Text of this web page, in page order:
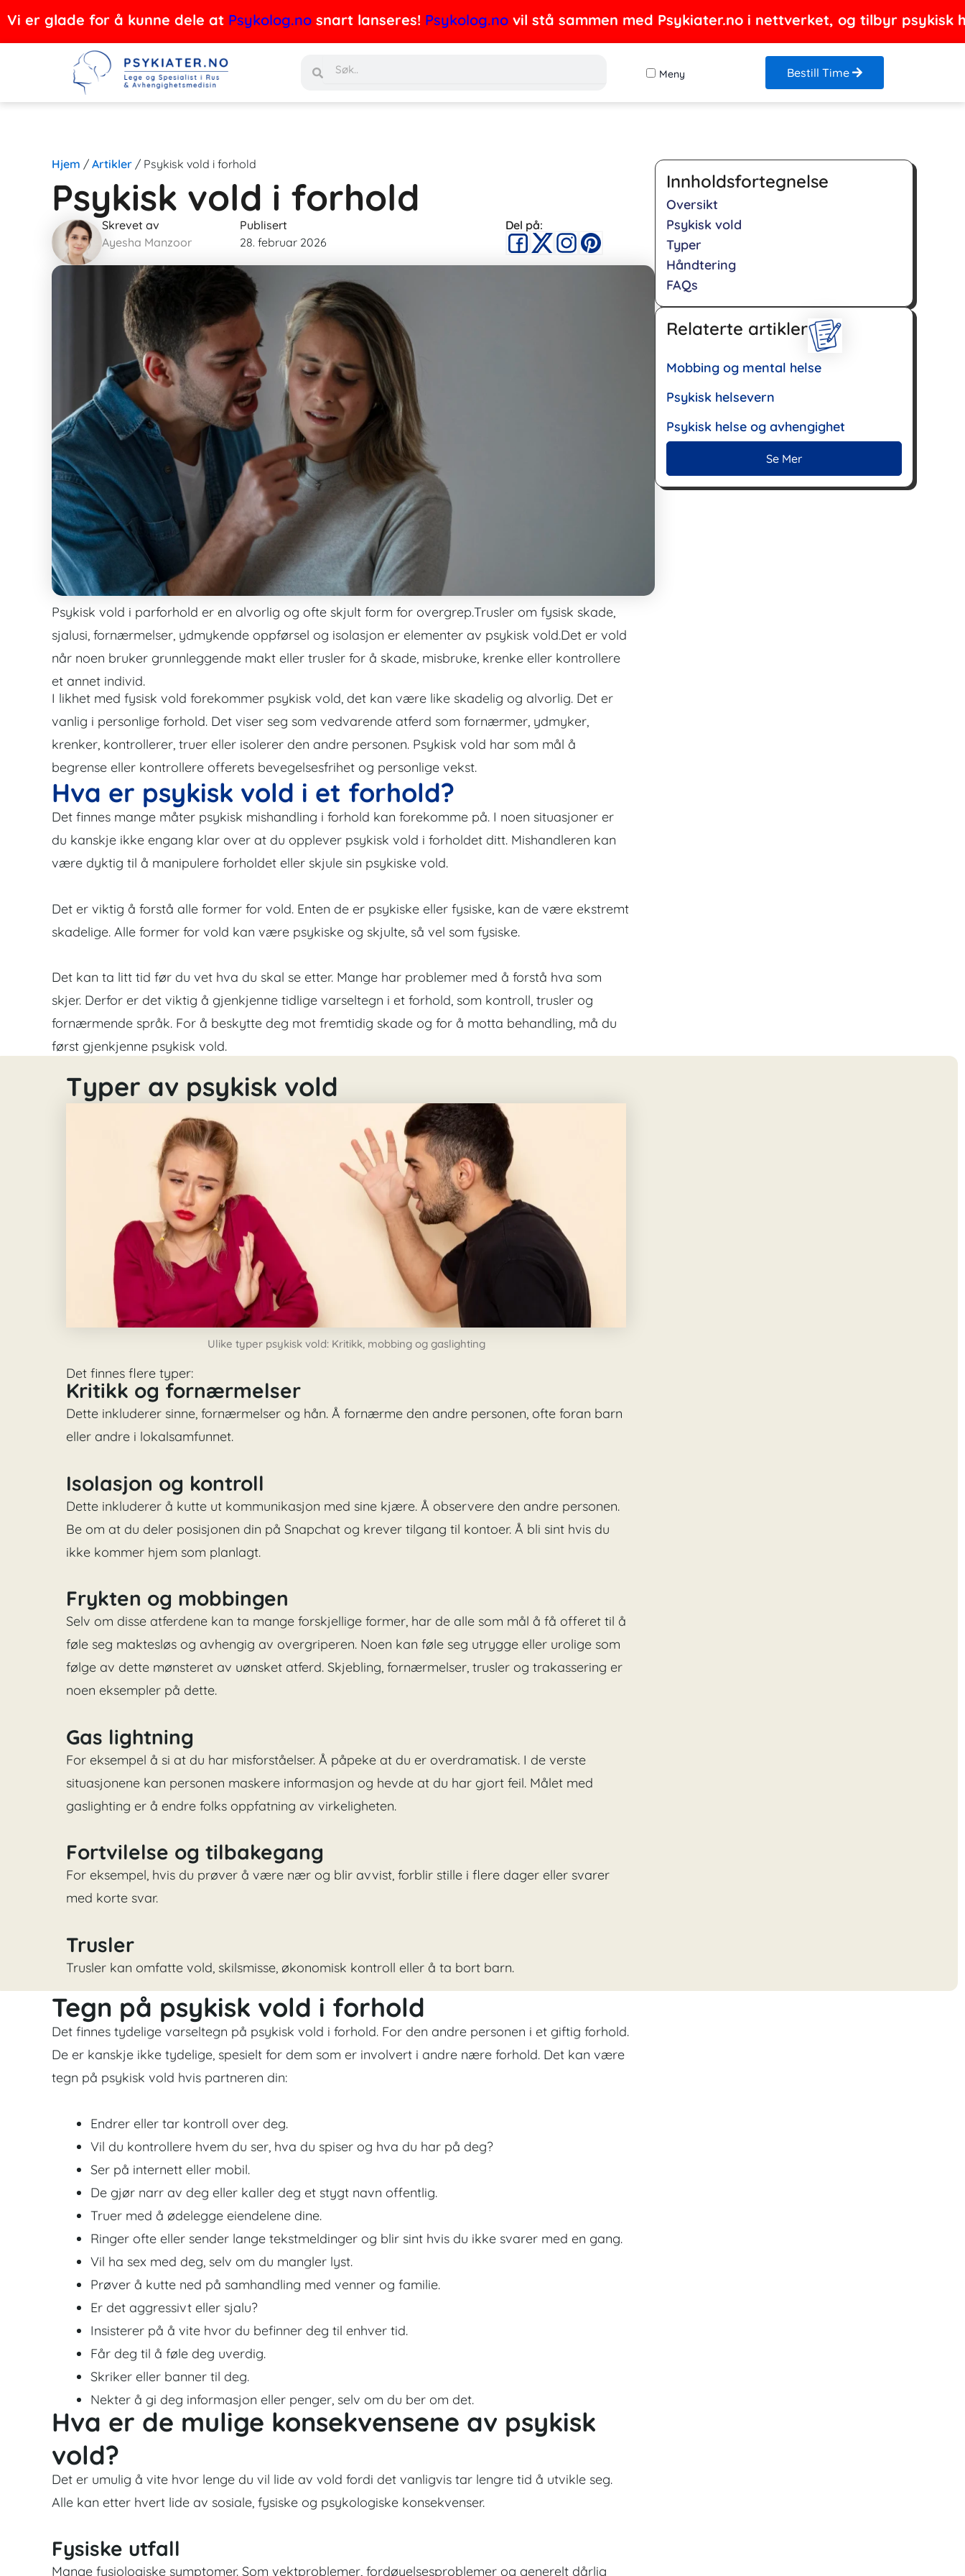
Hopp
Vi er glade for å kunne dele at Psykolog.no snart lanseres! Psykolog.no vil stå sammen med Psykiater.no i nettverket, og tilbyr
Meny Bestill Time
Hjem / Artikler / Psykisk vold i forhold
Psykisk vold i forhold
Skrevet av
Ayesha Manzoor
Publisert
28. februar 2026
Del på:
Psykisk vold i parforhold er en alvorlig og ofte skjult form for overgrep.Trusler om fysisk skade,
sjalusi, fornærmelser, ydmykende oppførsel og isolasjon er elementer av psykisk vold.Det er vold
når noen bruker grunnleggende makt eller trusler for å skade, misbruke, krenke eller kontrollere
et annet individ.
I likhet med fysisk vold forekommer psykisk vold, det kan være like skadelig og alvorlig. Det er
vanlig i personlige forhold. Det viser seg som vedvarende atferd som fornærmer, ydmyker,
krenker, kontrollerer, truer eller isolerer den andre personen. Psykisk vold har som mål å
begrense eller kontrollere offerets bevegelsesfrihet og personlige vekst.
Hva er psykisk vold i et forhold?
Det finnes mange måter psykisk mishandling i forhold kan forekomme på. I noen situasjoner er
du kanskje ikke engang klar over at du opplever psykisk vold i forholdet ditt. Mishandleren kan
være dyktig til å manipulere forholdet eller skjule sin psykiske vold.
Det er viktig å forstå alle former for vold. Enten de er psykiske eller fysiske, kan de være ekstremt
skadelige. Alle former for vold kan være psykiske og skjulte, så vel som fysiske.
Det kan ta litt tid før du vet hva du skal se etter. Mange har problemer med å forstå hva som
skjer. Derfor er det viktig å gjenkjenne tidlige varseltegn i et forhold, som kontroll, trusler og
fornærmende språk. For å beskytte deg mot fremtidig skade og for å motta behandling, må du
først gjenkjenne psykisk vold.
Typer av psykisk vold
Ulike typer psykisk vold: Kritikk, mobbing og gaslighting
Det finnes flere typer:
Kritikk og fornærmelser
Dette inkluderer sinne, fornærmelser og hån. Å fornærme den andre personen, ofte foran barn
eller andre i lokalsamfunnet.
Isolasjon og kontroll
Dette inkluderer å kutte ut kommunikasjon med sine kjære. Å observere den andre personen.
Be om at du deler posisjonen din på Snapchat og krever tilgang til kontoer. Å bli sint hvis du
ikke kommer hjem som planlagt.
Frykten og mobbingen
Selv om disse atferdene kan ta mange forskjellige former, har de alle som mål å få offeret til å
føle seg maktesløs og avhengig av overgriperen. Noen kan føle seg utrygge eller urolige som
følge av dette mønsteret av uønsket atferd. Skjebling, fornærmelser, trusler og trakassering er
noen eksempler på dette.
Gas lightning
For eksempel å si at du har misforståelser. Å påpeke at du er overdramatisk. I de verste
situasjonene kan personen maskere informasjon og hevde at du har gjort feil. Målet med
gaslighting er å endre folks oppfatning av virkeligheten.
Fortvilelse og tilbakegang
For eksempel, hvis du prøver å være nær og blir avvist, forblir stille i flere dager eller svarer
med korte svar.
Trusler
Trusler kan omfatte vold, skilsmisse, økonomisk kontroll eller å ta bort barn.
Tegn på psykisk vold i forhold
Det finnes tydelige varseltegn på psykisk vold i forhold. For den andre personen i et giftig forhold.
De er kanskje ikke tydelige, spesielt for dem som er involvert i andre nære forhold. Det kan være
tegn på psykisk vold hvis partneren din:
Endrer eller tar kontroll over deg.
Vil du kontrollere hvem du ser, hva du spiser og hva du har på deg?
Ser på internett eller mobil.
De gjør narr av deg eller kaller deg et stygt navn offentlig.
Truer med å ødelegge eiendelene dine.
Ringer ofte eller sender lange tekstmeldinger og blir sint hvis du ikke svarer med en gang.
Vil ha sex med deg, selv om du mangler lyst.
Prøver å kutte ned på samhandling med venner og familie.
Er det aggressivt eller sjalu?
Insisterer på å vite hvor du befinner deg til enhver tid.
Får deg til å føle deg uverdig.
Skriker eller banner til deg.
Nekter å gi deg informasjon eller penger, selv om du ber om det.
Hva er de mulige konsekvensene av psykisk
vold?
Det er umulig å vite hvor lenge du vil lide av vold fordi det vanligvis tar lengre tid å utvikle seg.
Alle kan etter hvert lide av sosiale, fysiske og psykologiske konsekvenser.
Fysiske utfall
Mange fysiologiske symptomer. Som vektproblemer, fordøyelsesproblemer og generelt dårlig
Innholdsfortegnelse
Oversikt
Psykisk vold
Typer
Håndtering
FAQs
Relaterte artikler
Mobbing og mental helse
Psykisk helsevern
Psykisk helse og avhengighet
Se Mer